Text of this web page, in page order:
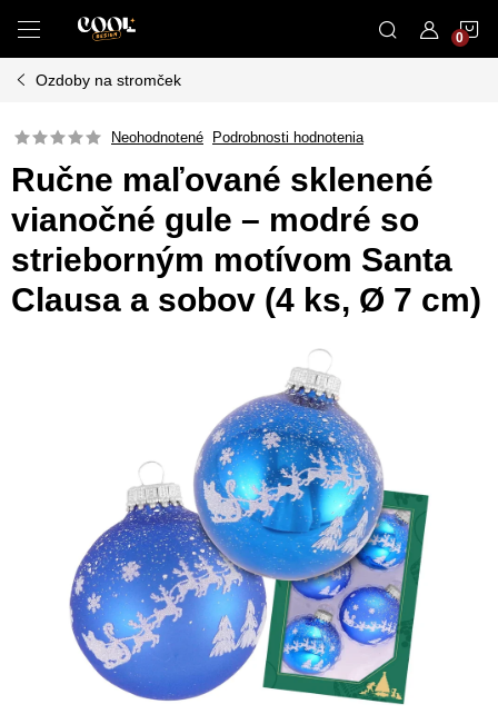
obsah
Ozdoby na stromček
Neohodnotené Podrobnosti hodnotenia
Ručne maľované sklenené
vianočné gule – modré so
strieborným motívom Santa
Clausa a sobov (4 ks, Ø 7 cm)